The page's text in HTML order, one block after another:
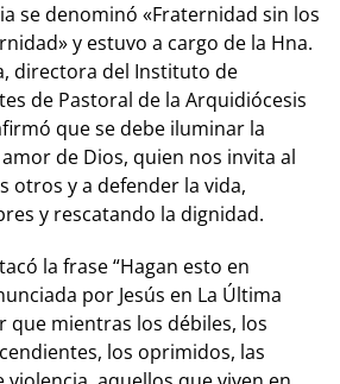
se denominó «Fraternidad sin los
y estuvo a cargo de la Hna.
directora del Instituto de
de Pastoral de la Arquidiócesis
que se debe iluminar la
de Dios, quien nos invita al
otros y a defender la vida,
y rescatando la dignidad.
la frase “Hagan esto en
por Jesús en La Última
que mientras los débiles, los
los oprimidos, las